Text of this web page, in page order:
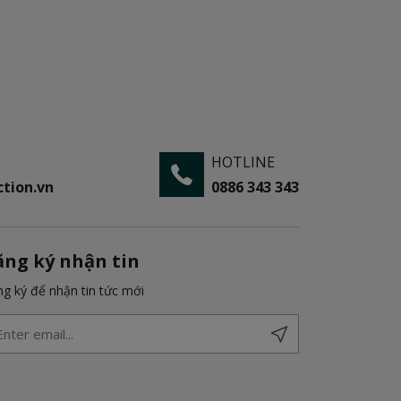
HOTLINE
0886 343 343
ký nhận tin
ký để nhận tin tức mới